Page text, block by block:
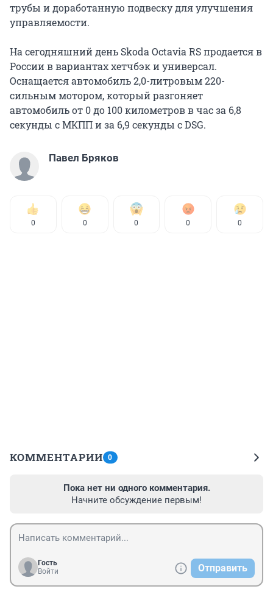
трубы и доработанную подвеску для улучшения
управляемости.
На сегодняшний день Skoda Octavia RS продается в
России в вариантах хетчбэк и универсал.
Оснащается автомобиль 2,0-литровым 220-
сильным мотором, который разгоняет
автомобиль от 0 до 100 километров в час за 6,8
секунды с МКПП и за 6,9 секунды с DSG.
Павел Бряков
0 0 0 0 0
КОММЕНТАРИИ 0
Пока нет ни одного комментария.
Начните обсуждение первым!
Гость
Войти
Отправить